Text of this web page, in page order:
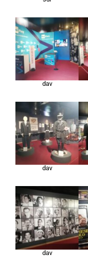
dav
dav
dav